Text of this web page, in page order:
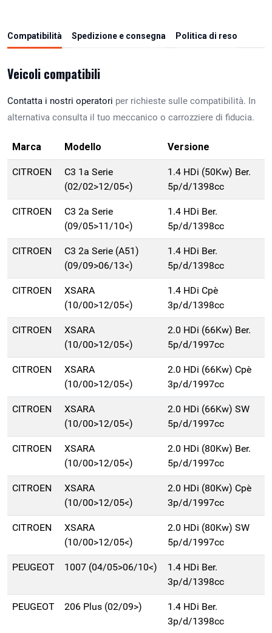
Compatibilità Spedizione e consegna Politica di reso
Veicoli compatibili
Contatta i nostri operatori per richieste sulle compatibilità. In
alternativa consulta il tuo meccanico o carrozziere di fiducia.
Marca Modello Versione
CITROEN
C3 1a Serie
(02/02>12/05<)
1.4 HDi (50Kw) Ber.
5p/d/1398cc
CITROEN
C3 2a Serie
(09/05>11/10<)
1.4 HDi Ber.
5p/d/1398cc
CITROEN
C3 2a Serie (A51)
(09/09>06/13<)
1.4 HDi Ber.
5p/d/1398cc
CITROEN
XSARA
(10/00>12/05<)
1.4 HDi Cpè
3p/d/1398cc
CITROEN
XSARA
(10/00>12/05<)
2.0 HDi (66Kw) Ber.
5p/d/1997cc
CITROEN
XSARA
(10/00>12/05<)
2.0 HDi (66Kw) Cpè
3p/d/1997cc
CITROEN
XSARA
(10/00>12/05<)
2.0 HDi (66Kw) SW
5p/d/1997cc
CITROEN
XSARA
(10/00>12/05<)
2.0 HDi (80Kw) Ber.
5p/d/1997cc
CITROEN
XSARA
(10/00>12/05<)
2.0 HDi (80Kw) Cpè
3p/d/1997cc
CITROEN
XSARA
(10/00>12/05<)
2.0 HDi (80Kw) SW
5p/d/1997cc
PEUGEOT 1007 (04/05>06/10<)
1.4 HDi Ber.
3p/d/1398cc
PEUGEOT 206 Plus (02/09>)
1.4 HDi Ber.
3p/d/1398cc